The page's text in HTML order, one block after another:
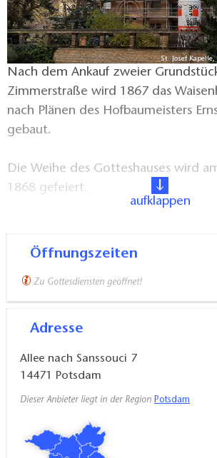
St. Josef
Nach dem Ankauf zweier
Zimmerstraße wird 1867 das
nach Plänen des Hofbaumeisters
gebaut.
Die Weihe des Gotteshauses wird
1868 gefeiert.
Abschluß mit der Weihe am 21.Juni
aufklappen
Öffnungszeiten
Zu Gottesdiensten geöffnet!
Adresse
Allee nach Sanssouci 7
14471
Potsdam
Dieser Anbieter liegt in der Region Potsdam